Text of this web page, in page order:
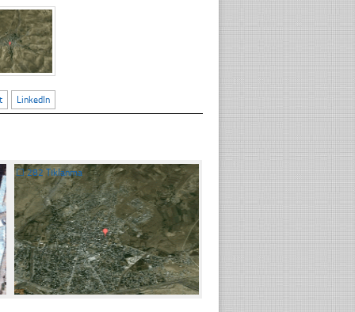
LinkedIn
☐282 Tıklanma